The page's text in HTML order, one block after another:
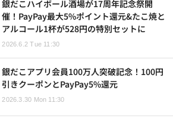
銀だこハイボール酒場が17周年記念祭開
催！PayPay最大5%ポイント還元&たこ焼と
アルコール1杯が528円の特別セットに
2026.6.2 Tue 11:30
銀だこアプリ会員100万人突破記念！100円
引きクーポンとPayPay5%還元
2026.3.30 Mon 11:30